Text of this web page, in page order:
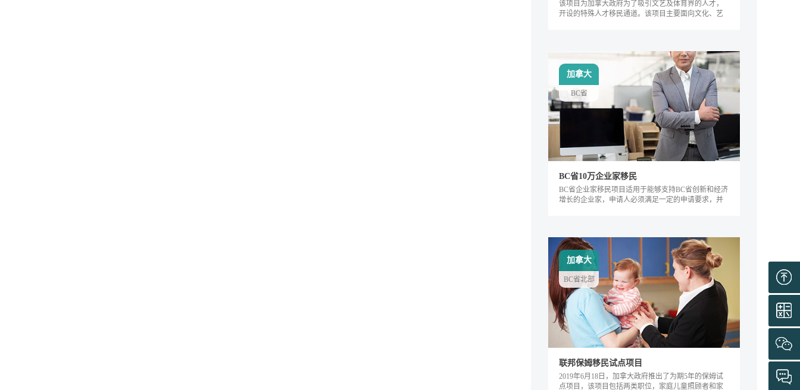
该项目为加拿大政府为了吸引文艺及体育界的人才，
开设的特殊人才移民通道。该项目主要面向文化、艺
成为特殊类人才的热门移民项目。
BC省10万企业家移民
BC省企业家移民项目适用于能够支持BC省创新和经济
增长的企业家，申请人必须满足一定的申请要求，并
加拿大
BC省
联邦保姆移民试点项目
2019年6月18日，加拿大政府推出了为期5年的保姆试
点项目，该项目包括两类职位，家庭儿童照顾者和家
加拿大
BC省北部